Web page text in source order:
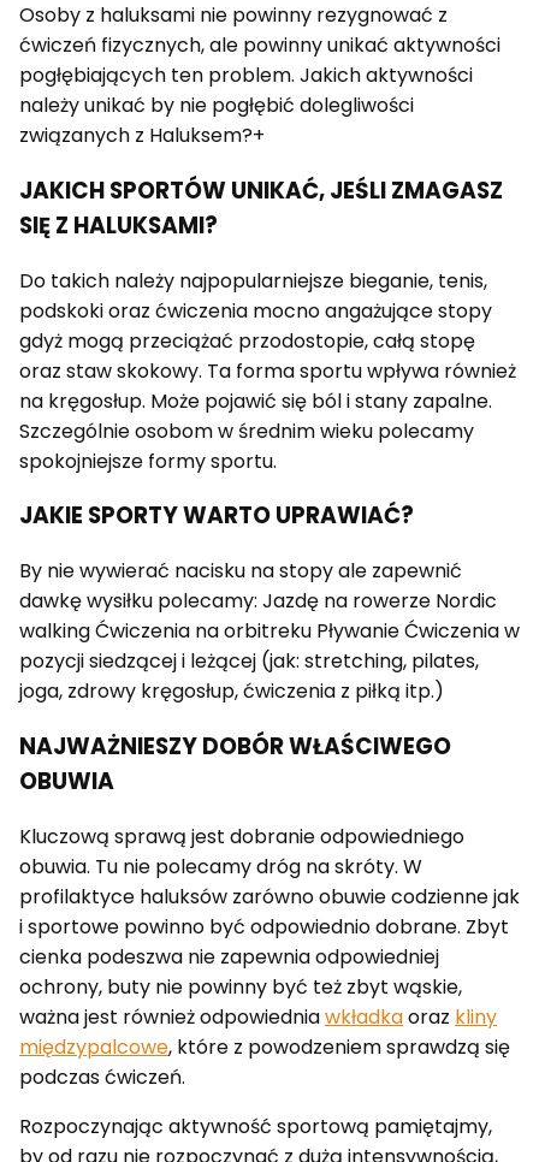
Osoby z haluksami nie powinny rezygnować z
ćwiczeń fizycznych, ale powinny unikać aktywności
pogłębiających ten problem. Jakich aktywności
należy unikać by nie pogłębić dolegliwości
związanych z Haluksem?+
JAKICH SPORTÓW UNIKAĆ, JEŚLI ZMAGASZ
SIĘ Z HALUKSAMI?
Do takich należy najpopularniejsze bieganie, tenis,
podskoki oraz ćwiczenia mocno angażujące stopy
gdyż mogą przeciążać przodostopie, całą stopę
oraz staw skokowy. Ta forma sportu wpływa również
na kręgosłup. Może pojawić się ból i stany zapalne.
Szczególnie osobom w średnim wieku polecamy
spokojniejsze formy sportu.
JAKIE SPORTY WARTO UPRAWIAĆ?
By nie wywierać nacisku na stopy ale zapewnić
dawkę wysiłku polecamy: Jazdę na rowerze Nordic
walking Ćwiczenia na orbitreku Pływanie Ćwiczenia w
pozycji siedzącej i leżącej (jak: stretching, pilates,
joga, zdrowy kręgosłup, ćwiczenia z piłką itp.)
NAJWAŻNIESZY DOBÓR WŁAŚCIWEGO
OBUWIA
Kluczową sprawą jest dobranie odpowiedniego
obuwia. Tu nie polecamy dróg na skróty. W
profilaktyce haluksów zarówno obuwie codzienne jak
i sportowe powinno być odpowiednio dobrane. Zbyt
cienka podeszwa nie zapewnia odpowiedniej
ochrony, buty nie powinny być też zbyt wąskie,
ważna jest również odpowiedniawkładkaoraz kliny
międzypalcowe, które z powodzeniem sprawdzą się
podczas ćwiczeń.
Rozpoczynając aktywność sportową pamiętajmy,
by od razu nie rozpoczynać z dużą intensywnością,